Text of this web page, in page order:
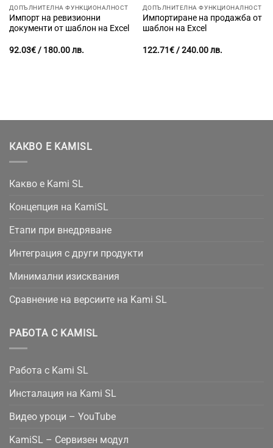
ДОПЪЛНИТЕЛНА ФУНКЦИОНАЛНОСТ
Импорт на ревизионни
документи от шаблон на Excel
92.03€/ 180.00 лв.
ДОПЪЛНИТЕЛНА ФУНКЦИОНАЛНОСТ
Импортиране на продажба от
шаблон на Excel
122.71€/ 240.00 лв.
КАКВО Е KAMISL
Какво е Kami SL
Концепция на KamiSL
Етапи при внедряване
Интеграция с други продукти
Минимални изисквания
Сравнение на версиите на Kami SL
РАБОТА С KAMISL
Работа с Kami SL
Инсталация на Kami SL
Видео уроци – YouTube
KamiSL – Сервизен модул